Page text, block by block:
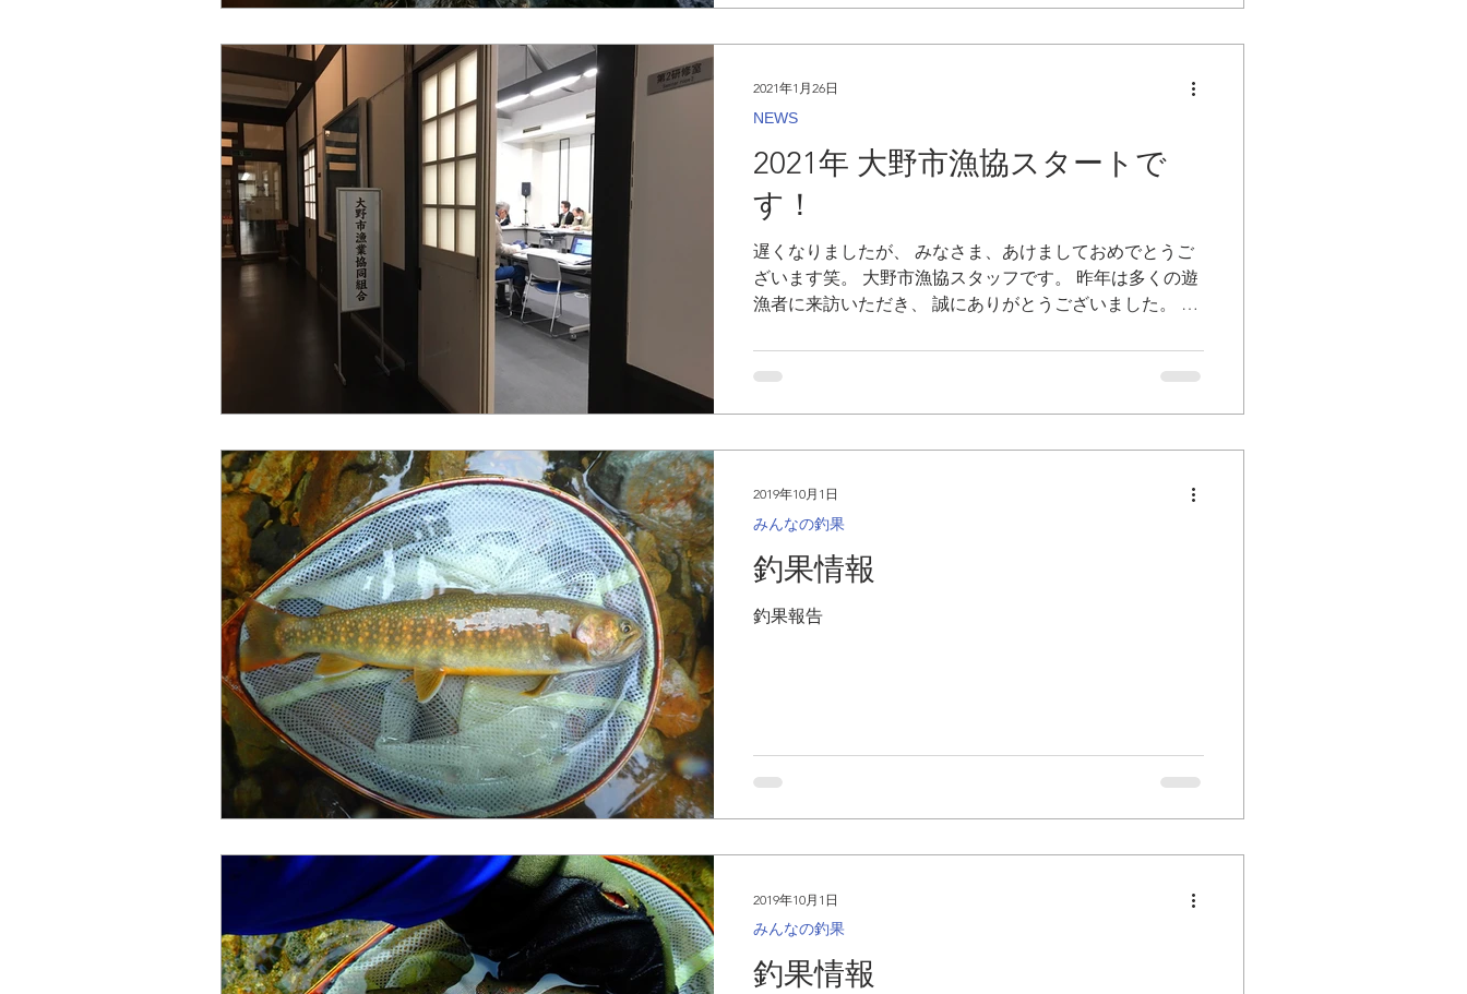
2021年 大野市漁協スタートで
す！
遅くなりましたが、 みなさま、あけましておめでとうご
ざいます笑。 大野市漁協スタッフです。 昨年は多くの遊
漁者に来訪いただき、 誠にありがとうございました。 お
ました！ アウトドアレジャーに脚光があたり、
NEWS
2021年1月26日
釣果情報
釣果報告
みんなの釣果
2019年10月1日
釣果情報
みんなの釣果
2019年10月1日